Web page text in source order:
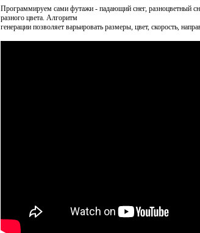
Программируем сами футажи - падающий снег, разноцветный
разного цвета. Алгоритм
генерации позволяет варьировать размеры, цвет, скорость,